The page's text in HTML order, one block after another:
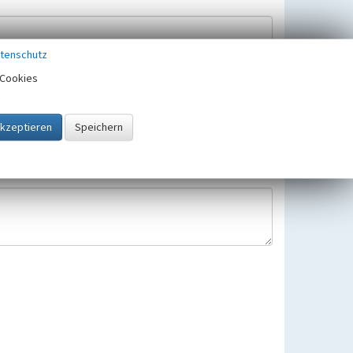
gespeichert und verwendet.
gültigen Europäischen